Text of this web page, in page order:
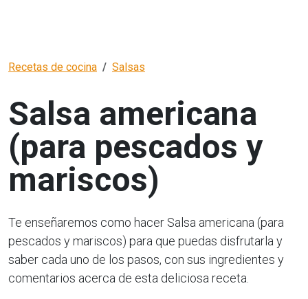
Recetas de cocina Salsas
Salsa americana
(para pescados y
mariscos)
Te enseñaremos como hacer Salsa americana (para
pescados y mariscos) para que puedas disfrutarla y
saber cada uno de los pasos, con sus ingredientes y
comentarios acerca de esta deliciosa receta.